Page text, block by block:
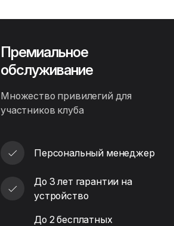
Премиальное
обслуживание
Множество привилегий для
участников клуба
Персональный менеджер
До 3 лет гарантии на
устройство
До 2 бесплатных